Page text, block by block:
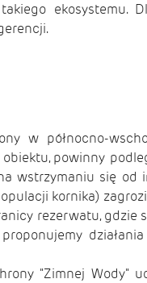
ekosystemu.
w północno-
powinny
wstrzymaniu się
kornika)
rezerwatu,
"Zimnej Wody"